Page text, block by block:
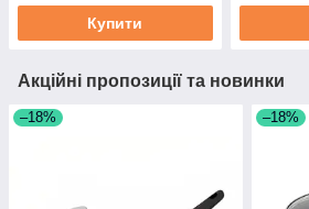
Купити
Акційні пропозиції та новинки
–18% –18%